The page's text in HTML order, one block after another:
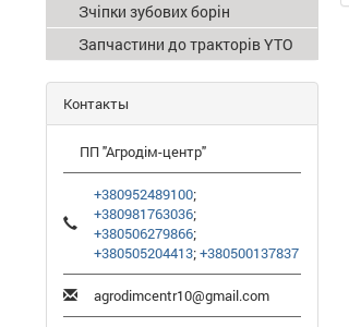
Зчіпки зубових борін
Запчастини до тракторів YTO
Контакты
ПП "Агродім-центр"
+380952489100;
+380981763036;
+380506279866;
+380505204413;+380500137837
agrodimcentr10@gmail.com